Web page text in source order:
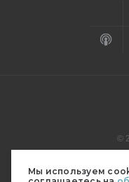
Мы используем
©